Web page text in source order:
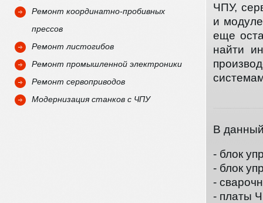
Ремонт координатно-пробивных
прессов
Ремонт листогибов
Ремонт промышленной электроники
Ремонт сервоприводов
Модернизация станков с ЧПУ
ЧПУ,
и
еще
найти
В
- блок
- блок
-
- платы